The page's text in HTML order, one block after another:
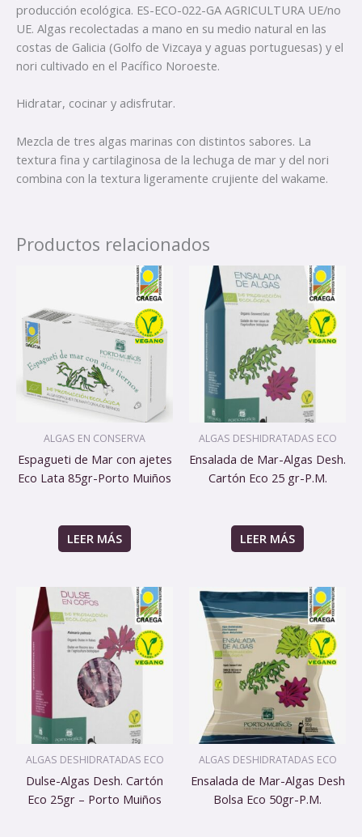
producción ecológica. ES-ECO-022-GA AGRICULTURA UE/no
UE. Algas recolectadas a mano en su medio natural en las
costas de Galicia (Golfo de Vizcaya y aguas portuguesas) y el
nori cultivado en el Pacífico Noroeste.
Hidratar, cocinar y adisfrutar.
Mezcla de tres algas marinas con distintos sabores. La
textura fina y cartilaginosa de la lechuga de mar y del nori
combina con la textura ligeramente crujiente del wakame.
Productos relacionados
ALGAS EN CONSERVA
Espagueti de Mar con ajetes
Eco Lata 85gr-Porto Muiños
LEER MÁS
ALGAS DESHIDRATADAS ECO
Ensalada de Mar-Algas Desh.
Cartón Eco 25 gr-P.M.
LEER MÁS
ALGAS DESHIDRATADAS ECO
Dulse-Algas Desh. Cartón
Eco 25gr – Porto Muiños
ALGAS DESHIDRATADAS ECO
Ensalada de Mar-Algas Desh
Bolsa Eco 50gr-P.M.